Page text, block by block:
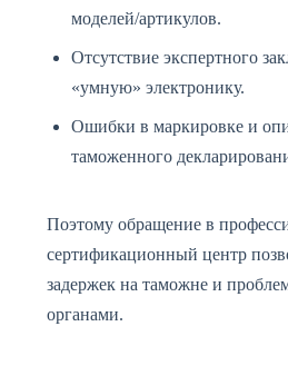
моделей/артикулов.
Отсутствие экспертного
«умную» электронику.
Ошибки в маркировке и
таможенного
Поэтому обращение в
сертификационный центр
задержек на таможне и
органами.